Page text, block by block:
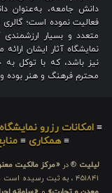
دانش جامعه، به‌عنوان
فعالیت نموده است؛ گالری
متعدد و بسیار
نمایشگاه آثار ایشان
نیز باشد، که با توکل به
محترم فرهنگ و هنر بوده
≡ امکانات رزرو نمایشگاه
≡همکاری ≡
لیلیت ® در «مرکز مالکیت
۴۵۱۸۴۱ ، به ثبت رسیده است و در